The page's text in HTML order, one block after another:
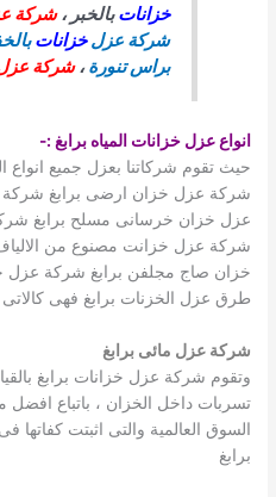
خزاناتبالخبر ،شركة
شركة عزلخزانات
براس تنورة،شركة
انواع عزل خزانات المياه برابغ :-
حيث تقوم شركاتنا بعزل جميع انواع
شركة عزل خزان ارضى برابغ
عزل خزان خرسانى مسلح برابغ
شركة عزل خزانت مصنوع من
خزان صاج مجلفن برابغ شركة عزل
طرق عزل الخزنات برابغ فهى
شركة عزل مائى برابغ
وتقوم شركة عزل خزانات برابغ
تسربات داخل الخزان ، باتباع افضل
السوق العالمية والتى اثبتت كفاتها
برابغ